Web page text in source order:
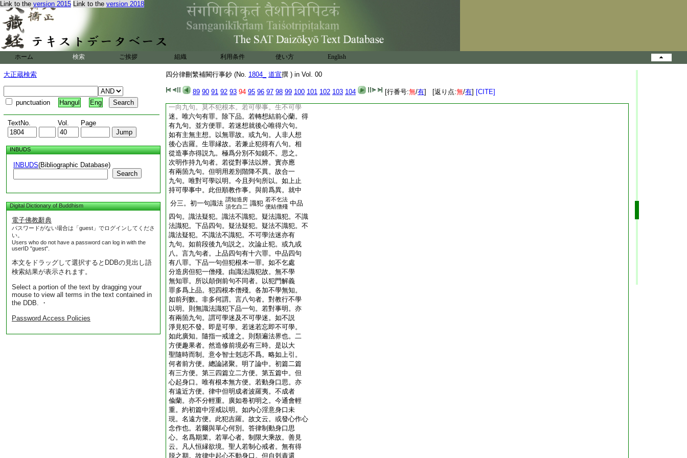
Link to the version 2015 Link to the version 2018
ホーム 検索 ご挨拶 組織 利用条件 使い方 English
大正蔵検索
punctuation Hangul Eng
TextNo. Vol. Page
INBUDS
INBUDS(Bibliographic Database)
Search
Digital Dictionary of Buddhism
電子佛教辭典
パスワードがない場合は「guest」でログインしてくださ
い。
Users who do not have a password can log in with the
userID "guest".
本文をドラッグして選択するとDDBの見出し語
検索結果が表示されます。
Select a portion of the text by dragging your
mouse to view all terms in the text contained in
the DDB. ・
Password Access Policies
四分律刪繁補闕行事鈔 (No. 1804_ 道宣撰 ) in Vol. 00
89 90 91 92 93 94 95 96 97 98 99 100 101 102 103 104 [行番号:無/有] [返り点:無/有] [CITE]
故不識。故文云。不以無知故得脱。若犯罪如
法治。更増無知法。無知及疑皆是究竟。若不
疑及識一向無罪。無果可趣。前言無罪者。謂
無不學無知。非謂無根本罪。問根本不識事
三句無罪。便是六句。云何言作犯九句。答若
就根本唯六句。然上三句下不識與疑。亦有
犯故。若爾此下疑等。正是不學止犯。非是作
犯。何得説爲作犯九句。答從根本故得名。又
必由造前事。通名作犯攝也。若爾不識事識
犯即是無罪。正應有八不得有九。答如前已
一向九句。莫不犯根本。若可學事。生不可學
迷。唯六句有罪。除下品。若轉想結前心蘭。得
有九句。並方便罪。若迷想就後心唯得六句。
如有主無主想。以無罪故。或九句。人非人想
後心吉羅。生罪縁故。若兼止犯得有八句。相
從造事亦得説九。極爲分別不知鏡不。思之。
次明作持九句者。若從對事法以辨。實亦應
有兩箇九句。但明用差別階降不異。故合一
九句。唯對可學以明。今且列句所以。如上止
持可學事中。此但順教作事。與前爲異。就中
分三。初一句識法 謂知造房
須乞白二 識犯 若不乞法
便結僧殘 中品
四句。識法疑犯。識法不識犯。疑法識犯。不識
法識犯。下品四句。疑法疑犯。疑法不識犯。不
識法疑犯。不識法不識犯。不可學法迷亦有
九句。如前段後九句説之。次論止犯。或九或
八。言九句者。上品四句有十六罪。中品四句
有八罪。下品一句但犯根本一罪。如不乞處
分造房但犯一僧殘。由識法識犯故。無不學
無知罪。所以顛倒前句不同者。以犯門解義
罪多爲上品。犯四根本僧殘。各加不學無知。
如前列數。非多何謂。言八句者。對教行不學
以明。則無識法識犯下品一句。若對事明。亦
有兩箇九句。謂可學迷及不可學迷。如不説
淨見犯不發。即是可學。若迷若忘即不可學。
如此廣知。隨指一戒達之。則類遍法界也。二
方便趣果者。然造修前境必有三時。是以大
聖隨時而制。意令智士剋志不爲。略如上引。
何者前方便。總論諸聚。明了論中。初篇二篇
有三方便。第三四篇立二方便。第五篇中。但
心起身口。唯有根本無方便。若動身口思。亦
有遠近方便。律中但明成者波羅夷。不成者
偸蘭。亦不分輕重。廣如卷初明之。今通會輕
重。約初篇中淫戒以明。如内心淫意身口未
現。名遠方便。此犯吉羅。故文云。或發心作心
念作也。若爾與單心何別。答律制動身口思
心。名爲期業。若單心者。制限大乘故。善見
云。凡人恒縁欲境。聖人若制心戒者。無有得
脱之期。故律中起心不動身口。但自剋責還